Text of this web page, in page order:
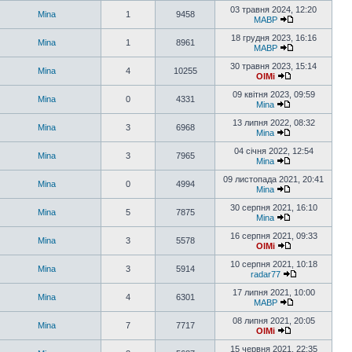
Mina 1 9458
03 травня 2024, 12:20
MABP
Mina 1 8961
18 грудня 2023, 16:16
MABP
Mina 4 10255
30 травня 2023, 15:14
OlMi
Mina 0 4331
09 квітня 2023, 09:59
Mina
Mina 3 6968
13 липня 2022, 08:32
Mina
Mina 3 7965
04 січня 2022, 12:54
Mina
Mina 0 4994
09 листопада 2021, 20:41
Mina
Mina 5 7875
30 серпня 2021, 16:10
Mina
Mina 3 5578
16 серпня 2021, 09:33
OlMi
Mina 3 5914
10 серпня 2021, 10:18
radar77
Mina 4 6301
17 липня 2021, 10:00
MABP
Mina 7 7717
08 липня 2021, 20:05
OlMi
15 червня 2021, 22:35